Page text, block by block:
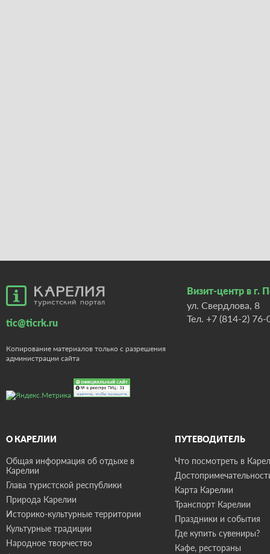
tic@ticrk.ru
Копирование материалов только с разрешения
администрации сайта
Визит-центр в г.
ул. Свердлова, 8
Тел. +7 (814-2) 76-
О КАРЕЛИИ
Общая информация об отдыхе в
Карелии
Глава туристской республики
Природа Карелии
Историко-культурные территории
Культурные традиции
Народное творчество
ПУТЕВОДИТЕЛЬ
Что посмотреть в
Карта Карелии
Транспорт Карелии
Праздники и события
Где купить сувениры?
Кафе, рестораны